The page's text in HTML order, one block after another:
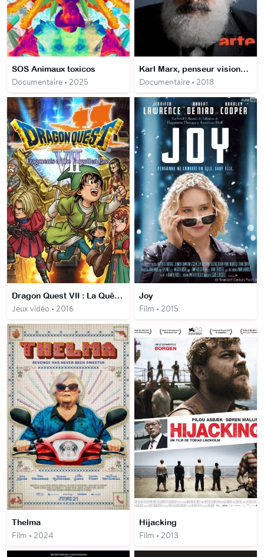
SOS Animaux toxicos
Documentaire • 2025
Karl Marx, penseur visionnaire
Documentaire • 2018
Dragon Quest VII : La Quête des vestiges du monde
Jeux vidéo • 2016
Joy
Film • 2015
Thelma
Film • 2024
Hijacking
Film • 2013